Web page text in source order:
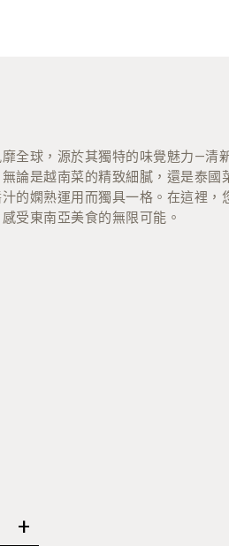
小豆蔻與玫瑰乾果風味
全球，源於其獨特的味覺魅力—清
論是越南菜的精致細膩，還是泰國
的嫻熟運用而獨具一格。在這裡，
受東南亞美食的無限可能。